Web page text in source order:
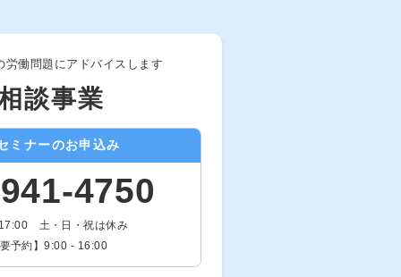
労働問題にアドバイスします
談事業
ミナーのお申込み
4750
土・日・祝は休み
予約】9:00 - 16:00